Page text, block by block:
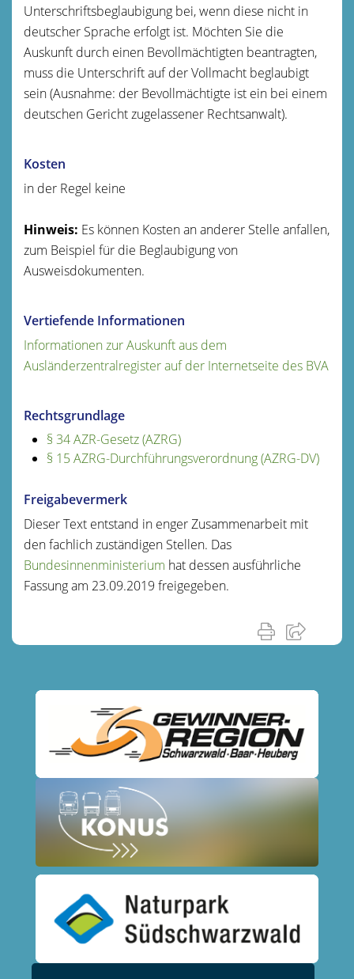
Unterschriftsbeglaubigung bei, wenn diese nicht in
deutscher Sprache erfolgt ist. Möchten Sie die
Auskunft durch einen Bevollmächtigten beantragten,
muss die Unterschrift auf der Vollmacht beglaubigt
sein (Ausnahme: der Bevollmächtigte ist ein bei einem
deutschen Gericht zugelassener Rechtsanwalt).
Kosten
in der Regel keine
Hinweis: Es können Kosten an anderer Stelle anfallen,
zum Beispiel für die Beglaubigung von
Ausweisdokumenten.
Vertiefende Informationen
Informationen zur Auskunft aus dem
Ausländerzentralregister auf der Internetseite des BVA
Rechtsgrundlage
§ 34 AZR-Gesetz (AZRG)
§ 15 AZRG-Durchführungsverordnung (AZRG-DV)
Freigabevermerk
Dieser Text entstand in enger Zusammenarbeit mit
den fachlich zuständigen Stellen. Das
Bundesinnenministerium hat dessen ausführliche
Fassung am 23.09.2019 freigegeben.